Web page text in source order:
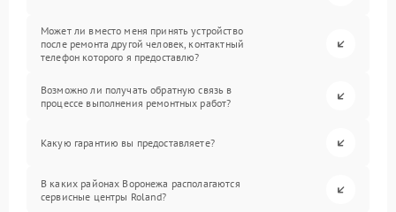
Может ли вместо меня принять устройство
после ремонта другой человек, контактный
телефон которого я предоставлю?
Возможно ли получать обратную связь в
процессе выполнения ремонтных работ?
Какую гарантию вы предоставляете?
В каких районах Воронежа располагаются
сервисные центры Roland?